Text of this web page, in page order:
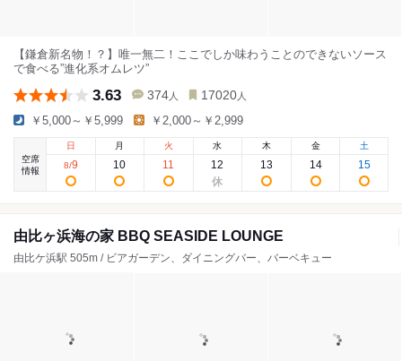
【鎌倉新名物！？】唯一無二！ここでしか味わうことのできないソース
で食べる”進化系オムレツ”
3.63 374 人 17020 人
￥5,000～￥5,999 ￥2,000～￥2,999
空席
情報
日
8/9
月
10
火
11
水
12
木
13
金
14
土
15
由比ヶ浜海の家 BBQ SEASIDE LOUNGE
由比ケ浜駅 505m / ビアガーデン、ダイニングバー、バーベキュー